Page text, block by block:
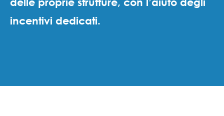
incentivi dedicati.